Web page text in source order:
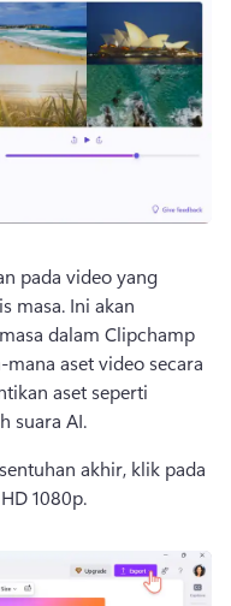
pada video yang
masa. Ini akan
dalam Clipchamp
aset video secara
aset seperti
suara AI.
akhir, klik pada
1080p.